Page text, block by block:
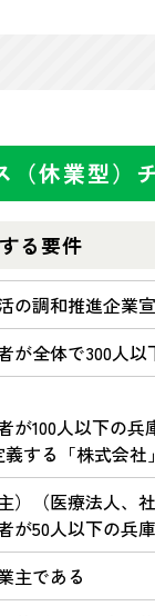
休業型）
る要件
の調和推進企業
が全体で300人以
が100人以下の兵
する「株式会社
）（医療法人、
が50人以下の兵
主である